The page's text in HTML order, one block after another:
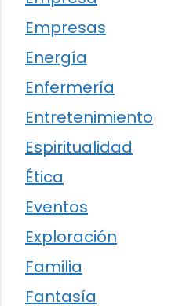
Empresas
Energía
Enfermería
Entretenimiento
Espiritualidad
Ética
Eventos
Exploración
Familia
Fantasía